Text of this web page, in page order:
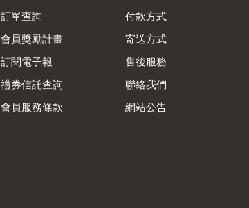
訂單查詢
會員獎勵計畫
訂閱電子報
禮券信託查詢
會員服務條款
付款方式
寄送方式
售後服務
聯絡我們
網站公告